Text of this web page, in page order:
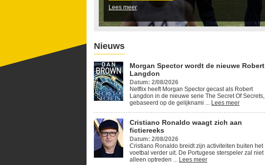
Lees meer
Nieuws
Morgan Spector wordt de nieuwe Robert
Langdon
Datum: 2/08/2026
Netflix heeft Morgan Spector gecast als Robert
Langdon in de nieuwe serie The Secret Of Secrets,
gebaseerd op de gelijknami ... Lees meer
Cristiano Ronaldo waagt zich aan
fictiereeks
Datum: 2/08/2026
Cristiano Ronaldo breidt zijn activiteiten buiten het
voetbal verder uit. De Portugese sterspeler zal niet
alleen optreden ... Lees meer